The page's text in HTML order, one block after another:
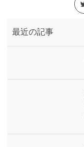
最近の記事